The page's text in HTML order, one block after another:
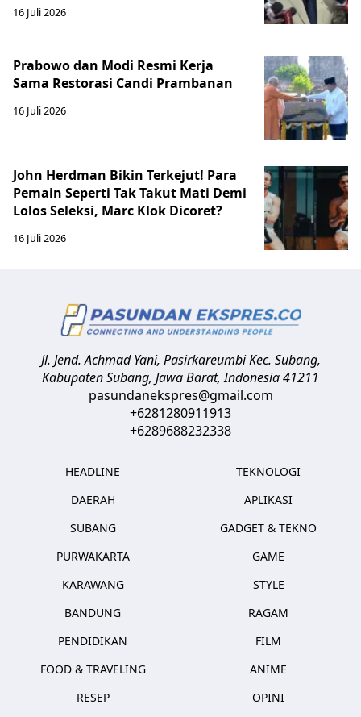
16 Juli 2026
Prabowo dan Modi Resmi Kerja
Sama Restorasi Candi Prambanan
16 Juli 2026
John Herdman Bikin Terkejut! Para
Pemain Seperti Tak Takut Mati Demi
Lolos Seleksi, Marc Klok Dicoret?
16 Juli 2026
Jl. Jend. Achmad Yani, Pasirkareumbi Kec. Subang,
Kabupaten Subang, Jawa Barat,Indonesia41211
pasundanekspres@gmail.com
+6281280911913
+6289688232338
HEADLINE
DAERAH
SUBANG
PURWAKARTA
KARAWANG
BANDUNG
PENDIDIKAN
FOOD & TRAVELING
RESEP
TEKNOLOGI
APLIKASI
GADGET & TEKNO
GAME
STYLE
RAGAM
FILM
ANIME
OPINI